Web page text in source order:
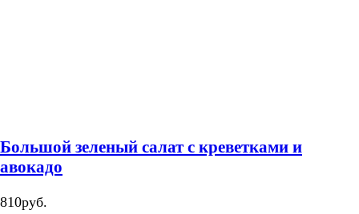
Большой зеленый салат с креветками и
авокадо
810руб.